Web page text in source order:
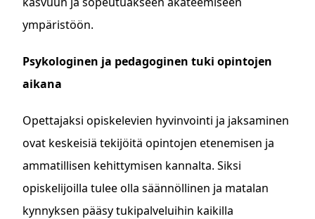
ympäristöön.
Psykologinen ja pedagoginen tuki opintojen
aikana
Opettajaksi opiskelevien hyvinvointi ja jaksaminen
ovat keskeisiä tekijöitä opintojen etenemisen ja
ammatillisen kehittymisen kannalta. Siksi
opiskelijoilla tulee olla säännöllinen ja matalan
kynnyksen pääsy tukipalveluihin kaikilla